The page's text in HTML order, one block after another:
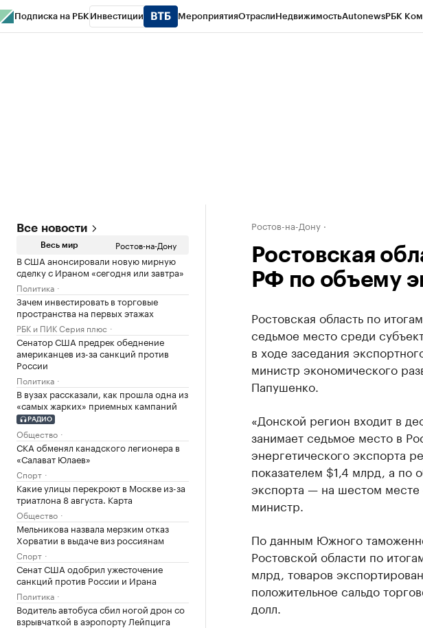
Подписка на РБК Инвестиции МероприятияОтраслиНедвижимостьAutonewsРБК
Все новости
Весь мир Ростов-на-Дону
В США анонсировали новую мирную
сделку с Ираном «сегодня или завтра»
Политика
Зачем инвестировать в торговые
пространства на первых этажах
РБК и ПИК Серия плюс
Сенатор США предрек обеднение
американцев из-за санкций против
России
Политика
В вузах рассказали, как прошла одна из
«самых жарких» приемных кампаний
РАДИО
Общество
СКА обменял канадского легионера в
«Салават Юлаев»
Спорт
Какие улицы перекроют в Москве из-за
триатлона 8 августа. Карта
Общество
Мельникова назвала мерзким отказ
Хорватии в выдаче виз россиянам
Спорт
Сенат США одобрил ужесточение
санкций против России и Ирана
Политика
Водитель автобуса сбил ногой дрон со
взрывчаткой в аэропорту Лейпцига
Ростов-на-Дону
Ростовская
РФ по объему
Ростовская область по
седьмое место среди
в ходе заседания
министр экономического
Папушенко.
«Донской регион входит в
занимает седьмое место в
энергетического экспорта
показателем $1,4 млрд, а по
экспорта — на шестом месте
министр.
По данным Южного
Ростовской области по
млрд, товаров
положительное сальдо
долл.